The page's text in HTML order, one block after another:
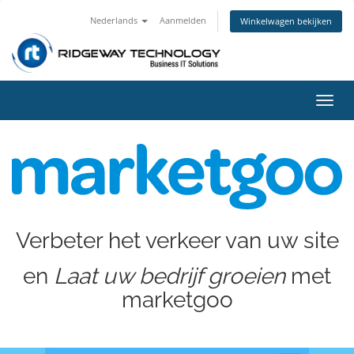
Nederlands Aanmelden Winkelwagen bekijken
in-/
Verbeter het verkeer van uw site
en Laat uw bedrijf groeienmet
marketgoo